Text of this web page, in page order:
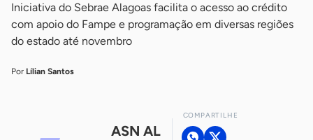
Iniciativa do Sebrae Alagoas facilita o acesso ao crédito
com apoio do Fampe e programação em diversas regiões
do estado até novembro
Por Lílian Santos
ASN AL
COMPARTILHE